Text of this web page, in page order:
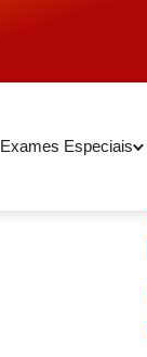
Exames Especiais